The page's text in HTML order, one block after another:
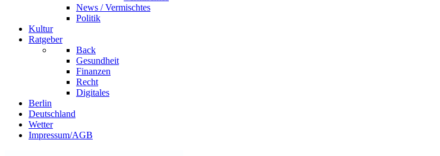
News / Vermischtes
Politik
Kultur
Ratgeber
Back
Gesundheit
Finanzen
Recht
Digitales
Berlin
Deutschland
Wetter
Impressum/AGB